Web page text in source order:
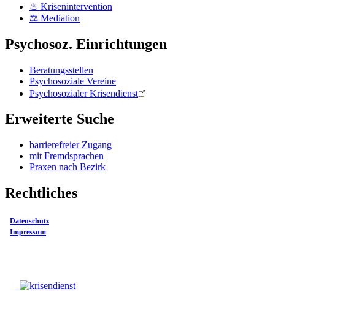
♨ Krisenintervention
⚖ Mediation
Psychosoz. Einrichtungen
Beratungsstellen
Psychosoziale Vereine
Psychosozialer Krisendienst
Erweiterte Suche
barrierefreier Zugang
mit Fremdsprachen
Praxen nach Bezirk
Rechtliches
Datenschutz
Impressum